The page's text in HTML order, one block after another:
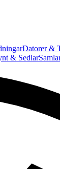
Datorer &
& Sedlar